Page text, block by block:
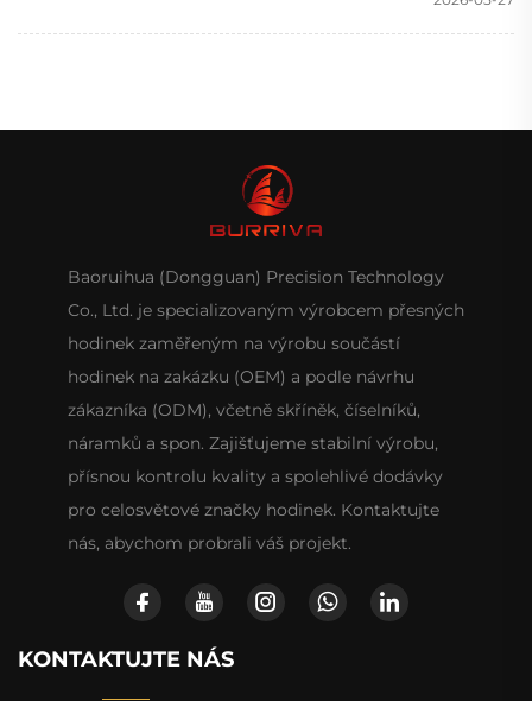
Baoruihua (Dongguan) Precision Technology
Co., Ltd. je specializovaným výrobcem přesných
hodinek zaměřeným na výrobu součástí
hodinek na zakázku (OEM) a podle návrhu
zákazníka (ODM), včetně skříněk, číselníků,
náramků a spon. Zajišťujeme stabilní výrobu,
přísnou kontrolu kvality a spolehlivé dodávky
pro celosvětové značky hodinek. Kontaktujte
nás, abychom probrali váš projekt.
KONTAKTUJTE NÁS